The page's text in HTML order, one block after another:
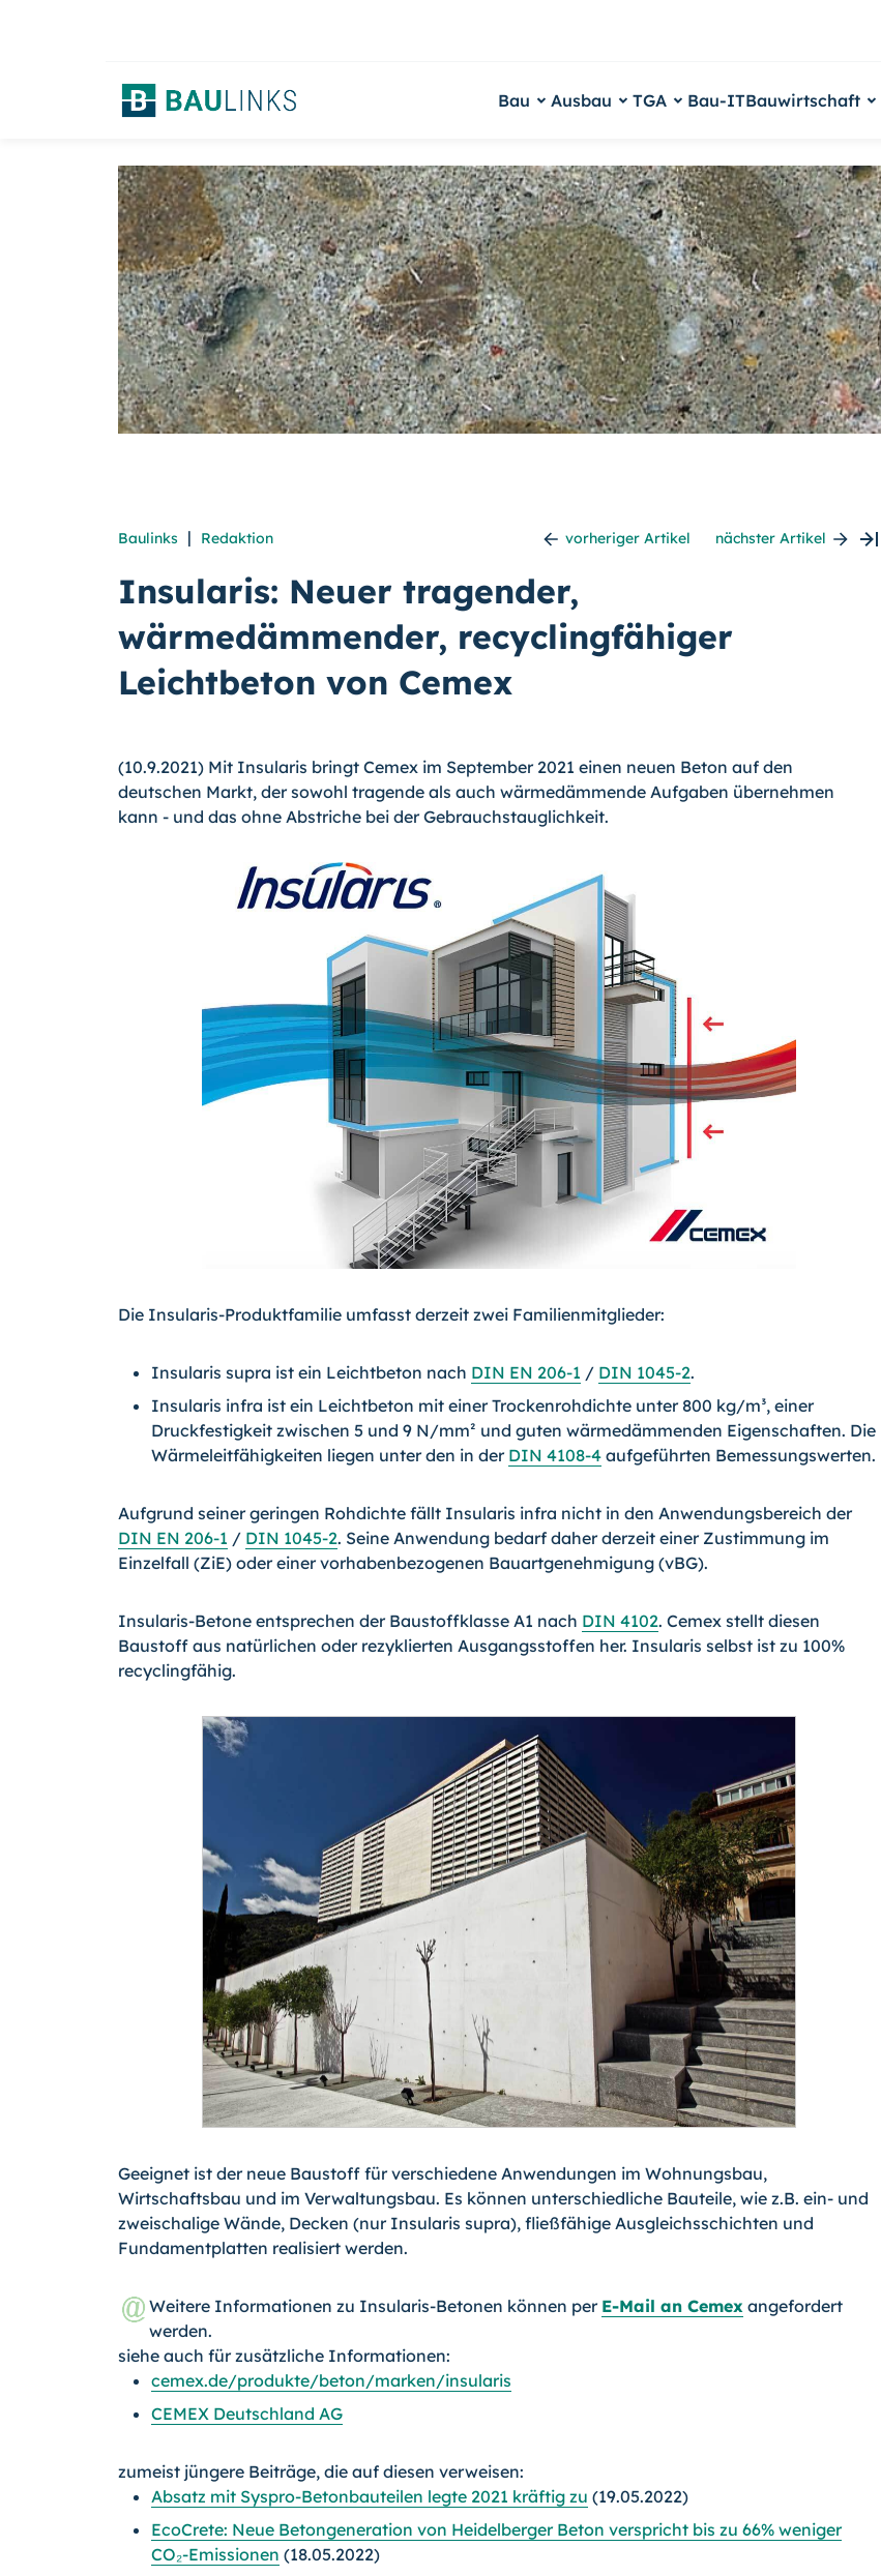
Bau Ausbau TGA Bau-ITBauwirtschaft
Baulinks | Redaktion vorheriger Artikel nächster Artikel
Insularis: Neuer tragender,
wärmedämmender, recyclingfähiger
Leichtbeton von Cemex
(10.9.2021) Mit Insularis bringt Cemex im September 2021 einen neuen Beton auf den
deutschen Markt, der sowohl tragende als auch wärmedämmende Aufgaben übernehmen
kann - und das ohne Abstriche bei der Gebrauchstauglichkeit.
Die Insularis-Produktfamilie umfasst derzeit zwei Familienmitglieder:
Insularis supra ist ein Leichtbeton nach DIN EN 206-1 / DIN 1045-2.
Insularis infra ist ein Leichtbeton mit einer Trockenrohdichte unter 800 kg/m³, einer
Druckfestigkeit zwischen 5 und 9 N/mm² und guten wärmedämmenden Eigenschaften. Die
Wärmeleitfähigkeiten liegen unter den in der DIN 4108-4 aufgeführten Bemessungswerten.
Aufgrund seiner geringen Rohdichte fällt Insularis infra nicht in den Anwendungsbereich der
DIN EN 206-1 / DIN 1045-2. Seine Anwendung bedarf daher derzeit einer Zustimmung im
Einzelfall (ZiE) oder einer vorhabenbezogenen Bauartgenehmigung (vBG).
Insularis-Betone entsprechen der Baustoffklasse A1 nach DIN 4102. Cemex stellt diesen
Baustoff aus natürlichen oder rezyklierten Ausgangsstoffen her. Insularis selbst ist zu 100%
recyclingfähig.
Geeignet ist der neue Baustoff für verschiedene Anwendungen im Wohnungsbau,
Wirtschaftsbau und im Verwaltungsbau. Es können unterschiedliche Bauteile, wie z.B. ein- und
zweischalige Wände, Decken (nur Insularis supra), fließfähige Ausgleichsschichten und
Fundamentplatten realisiert werden.
Weitere Informationen zu Insularis-Betonen können per E-Mail an Cemex angefordert
werden.
siehe auch für zusätzliche Informationen:
cemex.de/produkte/beton/marken/insularis
CEMEX Deutschland AG
zumeist jüngere Beiträge, die auf diesen verweisen:
Absatz mit Syspro-Betonbauteilen legte 2021 kräftig zu (19.05.2022)
EcoCrete: Neue Betongeneration von Heidelberger Beton verspricht bis zu 66% weniger
CO₂-Emissionen (18.05.2022)